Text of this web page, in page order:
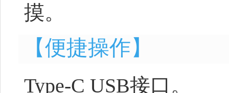
摸。
【便捷操作】
Type-C USB接口。